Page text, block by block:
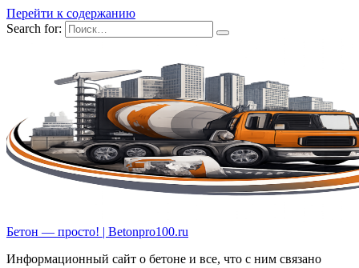
Перейти к содержанию
Search for:
Бетон — просто! | Betonpro100.ru
Информационный сайт о бетоне и все, что с ним связано